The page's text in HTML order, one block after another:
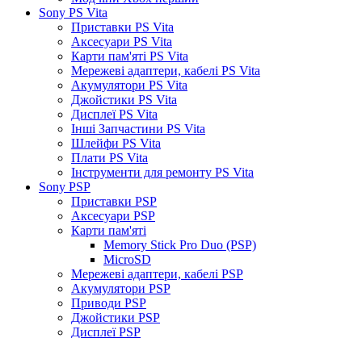
Sony PS Vita
Приставки PS Vita
Аксесуари PS Vita
Карти пам'яті PS Vita
Мережеві адаптери, кабелі PS Vita
Акумулятори PS Vita
Джойстики PS Vita
Дисплеї PS Vita
Інші Запчастини PS Vita
Шлейфи PS Vita
Плати PS Vita
Інструменти для ремонту PS Vita
Sony PSP
Приставки PSP
Аксесуари PSP
Карти пам'яті
Memory Stick Pro Duo (PSP)
MicroSD
Мережеві адаптери, кабелі PSP
Акумулятори PSP
Приводи PSP
Джойстики PSP
Дисплеї PSP